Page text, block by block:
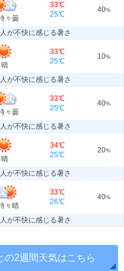
々曇
33℃
25℃
40%
が不快に感じる暑さ
晴
33℃
25℃
10%
が不快に感じる暑さ
々曇
33℃
25℃
40%
が不快に感じる暑さ
晴
34℃
25℃
20%
が不快に感じる暑さ
々晴
33℃
26℃
40%
が不快に感じる暑さ
の2週間天気はこちら